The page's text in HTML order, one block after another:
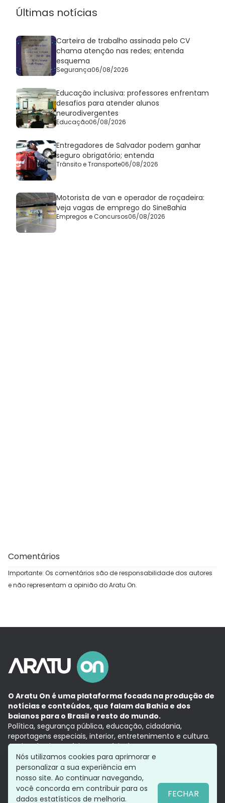
Últimas notícias
Carteira de trabalho assinada pelo CV
chama atenção nas redes; entenda
esquema
Segurança06/08/2026
Educação inclusiva: professores enfrentam
desafios para atender alunos
neurodivergentes
Educação06/08/2026
Entregadores de Salvador podem ganhar
seguro obrigatório; entenda
Trânsito e Transporte06/08/2026
Motorista de van e operador de roçadeira:
veja vagas de emprego do SineBahia
Empregos e Concursos06/08/2026
Comentários
Importante: Os comentários são de responsabilidade dos autores
e não representam a opinião do Aratu On.
O Aratu On é uma plataforma focada na produção de
notícias e conteúdos, que falam da Bahia e dos
baianos para o Brasil e resto do mundo.
Política, segurança pública, educação, cidadania,
reportagens especiais, interior, entretenimento e cultura.
Aqui, tudo vira notícia e a notícia é no tempo presente,
com a credibilidade do Grupo Aratu.
Grupo Aratu
Política de privacidade
Nós utilizamos cookies para aprimorar e
personalizar a sua experiência em
nosso site. Ao continuar navegando,
você concorda em contribuir para os
dados estatísticos de melhoria.
FECHAR